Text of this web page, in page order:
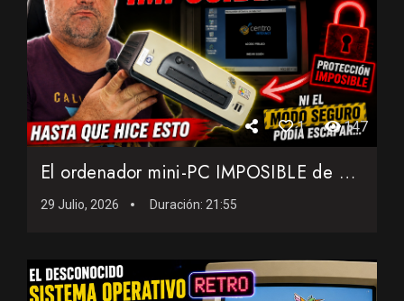
1 147
El ordenador mini-PC IMPOSIBLE de 2001: Ni el modo seguro po...
29 Julio, 2026 Duración: 21:55